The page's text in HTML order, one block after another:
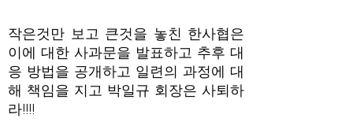
작은것만 보고 큰것을 놓친 한사협은
이에 대한 사과문을 발표하고 추후 대
응 방법을 공개하고 일련의 과정에 대
해 책임을 지고 박일규 회장은 사퇴하
라!!!!